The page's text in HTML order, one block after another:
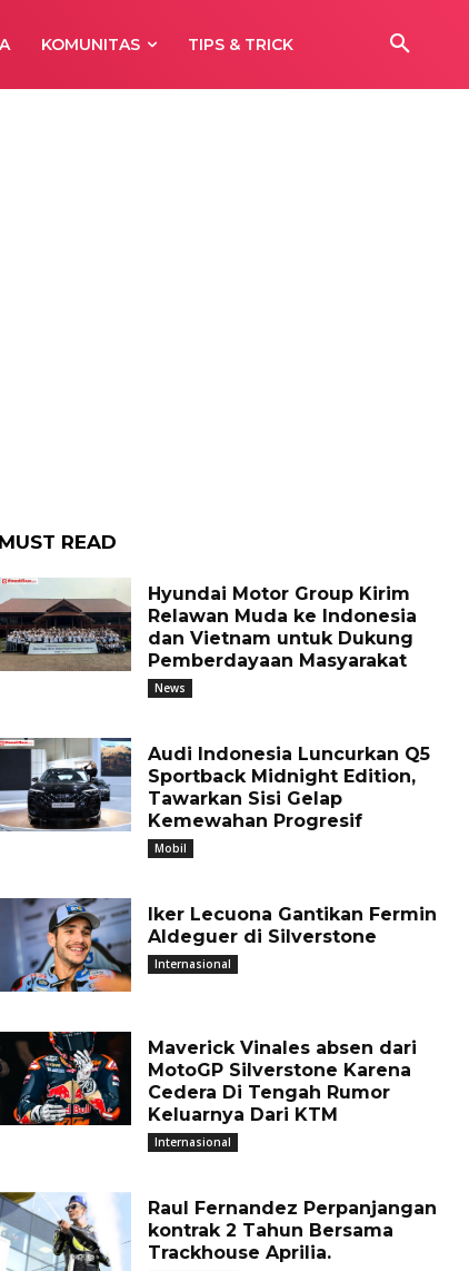
KOMUNITAS TIPS & TRICK
MUST READ
Hyundai Motor Group Kirim
Relawan Muda ke Indonesia
dan Vietnam untuk Dukung
Pemberdayaan Masyarakat
News
Audi Indonesia Luncurkan Q5
Sportback Midnight Edition,
Tawarkan Sisi Gelap
Kemewahan Progresif
Mobil
Iker Lecuona Gantikan Fermin
Aldeguer di Silverstone
Internasional
Maverick Vinales absen dari
MotoGP Silverstone Karena
Cedera Di Tengah Rumor
Keluarnya Dari KTM
Internasional
Raul Fernandez Perpanjangan
kontrak 2 Tahun Bersama
Trackhouse Aprilia.